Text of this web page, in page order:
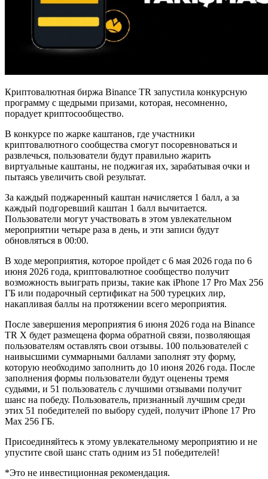
Криптовалютная биржа Binance TR запустила конкурсную
программу с щедрыми призами, которая, несомненно,
порадует криптосообщество.
В конкурсе по жарке каштанов, где участники
криптовалютного сообщества смогут посоревноваться и
развлечься, пользователи будут правильно жарить
виртуальные каштаны, не поджигая их, зарабатывая очки и
пытаясь увеличить свой результат.
За каждый поджаренный каштан начисляется 1 балл, а за
каждый подгоревший каштан 1 балл вычитается.
Пользователи могут участвовать в этом увлекательном
мероприятии четыре раза в день, и эти записи будут
обновляться в 00:00.
В ходе мероприятия, которое пройдет с 6 мая 2026 года по 6
июня 2026 года, криптовалютное сообщество получит
возможность выиграть призы, такие как iPhone 17 Pro Max 256
ГБ или подарочный сертификат на 500 турецких лир,
накапливая баллы на протяжении всего мероприятия.
После завершения мероприятия 6 июня 2026 года на Binance
TR X будет размещена форма обратной связи, позволяющая
пользователям оставлять свои отзывы. 100 пользователей с
наивысшими суммарными баллами заполнят эту форму,
которую необходимо заполнить до 10 июня 2026 года. После
заполнения формы пользователи будут оценены тремя
судьями, и 51 пользователь с лучшими отзывами получит
шанс на победу. Пользователь, признанный лучшим среди
этих 51 победителей по выбору судей, получит iPhone 17 Pro
Max 256 ГБ.
Присоединяйтесь к этому увлекательному мероприятию и не
упустите свой шанс стать одним из 51 победителей!
*Это не инвестиционная рекомендация.